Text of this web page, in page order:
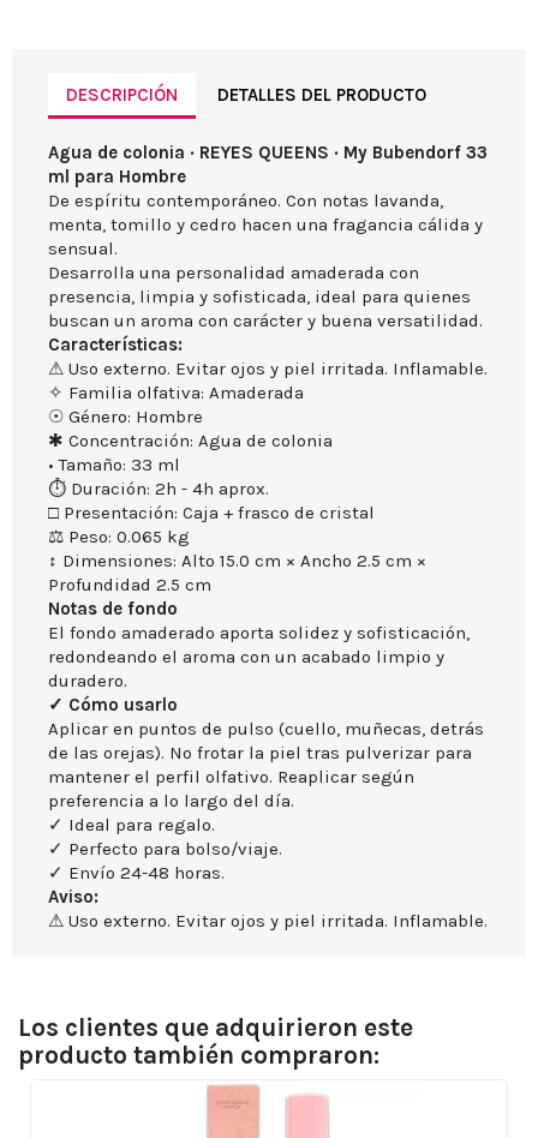
DESCRIPCIÓN DETALLES DEL PRODUCTO
Agua de colonia · REYES QUEENS · My Bubendorf 33
ml para Hombre
De espíritu contemporáneo. Con notas lavanda,
menta, tomillo y cedro hacen una fragancia cálida y
sensual.
Desarrolla una personalidad amaderada con
presencia, limpia y sofisticada, ideal para quienes
buscan un aroma con carácter y buena versatilidad.
Características:
⚠ Uso externo. Evitar ojos y piel irritada. Inflamable.
✧ Familia olfativa: Amaderada
☉ Género: Hombre
✱ Concentración: Agua de colonia
• Tamaño: 33 ml
⏱ Duración: 2h - 4h aprox.
□ Presentación: Caja + frasco de cristal
⚖ Peso: 0.065 kg
↕ Dimensiones: Alto 15.0 cm × Ancho 2.5 cm ×
Profundidad 2.5 cm
Notas de fondo
El fondo amaderado aporta solidez y sofisticación,
redondeando el aroma con un acabado limpio y
duradero.
✓ Cómo usarlo
Aplicar en puntos de pulso (cuello, muñecas, detrás
de las orejas). No frotar la piel tras pulverizar para
mantener el perfil olfativo. Reaplicar según
preferencia a lo largo del día.
✓ Ideal para regalo.
✓ Perfecto para bolso/viaje.
✓ Envío 24-48 horas.
Aviso:
⚠ Uso externo. Evitar ojos y piel irritada. Inflamable.
Los clientes que adquirieron este
producto también compraron: